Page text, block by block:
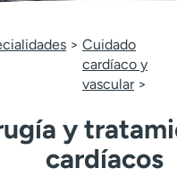
Ensayos
Noticias e
Cuidado
cardíaco y
vascular
y
cardíacos